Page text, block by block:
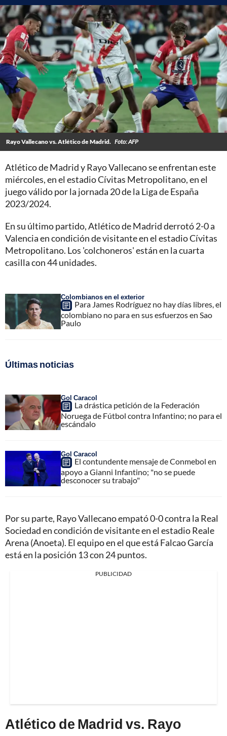
Rayo Vallecano vs. Atlético de Madrid. Foto: AFP
Atlético de Madrid y Rayo Vallecano se enfrentan este
miércoles, en el estadio Cívitas Metropolitano, en el
juego válido por la jornada 20 de la Liga de España
2023/2024.
En su último partido, Atlético de Madrid derrotó 2-0 a
Valencia en condición de visitante en el estadio Cívitas
Metropolitano. Los 'colchoneros' están en la cuarta
casilla con 44 unidades.
Colombianos en el exterior
Para James Rodríguez no hay días libres, el
colombiano no para en sus esfuerzos en Sao
Paulo
Últimas noticias
Gol Caracol
La drástica petición de la Federación
Noruega de Fútbol contra Infantino; no para el
escándalo
Gol Caracol
El contundente mensaje de Conmebol en
apoyo a Gianni Infantino; "no se puede
desconocer su trabajo"
Por su parte, Rayo Vallecano empató 0-0 contra la Real
Sociedad en condición de visitante en el estadio Reale
Arena (Anoeta). El equipo en el que está Falcao García
está en la posición 13 con 24 puntos.
PUBLICIDAD
Atlético de Madrid vs. Rayo